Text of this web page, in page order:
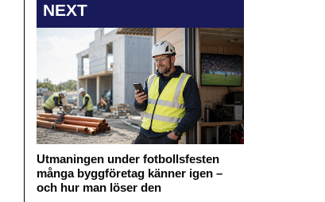
NEXT
Utmaningen under fotbollsfesten
många byggföretag känner igen –
och hur man löser den